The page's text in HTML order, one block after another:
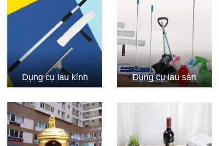
Dụng cụ lau kính Dụng cụ lau sàn